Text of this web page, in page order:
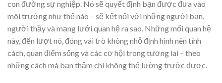
con đường sự nghiệp. Nó sẽ quyết định bạn được đưa vào
môi trường như thế nào – sẽ kết nối với những người bạn,
người thầy và mạng lưới quan hệ ra sao. Những mối quan hệ
này, đến lượt nó, đóng vai trò không nhỏ định hình nên tính
cách, quan điểm sống và các cơ hội trong tương lai – theo
những cách mà bạn thậm chí không thể lường trước được.